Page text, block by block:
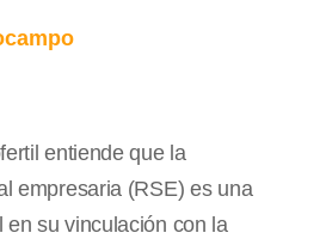
entiende que la
empresaria (RSE) es una
en su vinculación con la